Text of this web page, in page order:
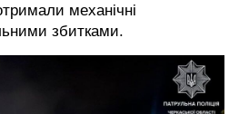
механічні
збитками.